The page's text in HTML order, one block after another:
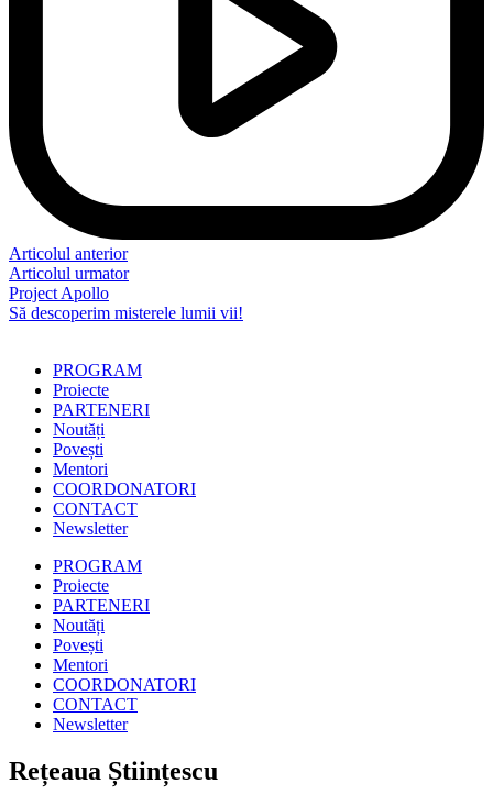
Articolul anterior
Articolul urmator
Project Apollo
Să descoperim misterele lumii vii!
PROGRAM
Proiecte
PARTENERI
Noutăți
Povești
Mentori
COORDONATORI
CONTACT
Newsletter
PROGRAM
Proiecte
PARTENERI
Noutăți
Povești
Mentori
COORDONATORI
CONTACT
Newsletter
Rețeaua Științescu